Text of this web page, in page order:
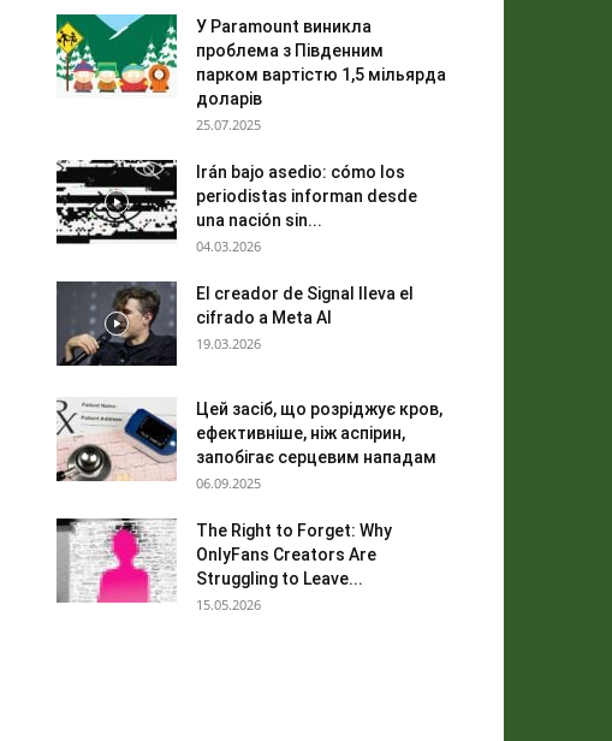
У Paramount виникла
проблема з Південним
парком вартістю 1,5 мільярда
доларів
25.07.2025
Irán bajo asedio: cómo los
periodistas informan desde
una nación sin...
04.03.2026
El creador de Signal lleva el
cifrado a Meta AI
19.03.2026
Цей засіб, що розріджує кров,
ефективніше, ніж аспірин,
запобігає серцевим нападам
06.09.2025
The Right to Forget: Why
OnlyFans Creators Are
Struggling to Leave...
15.05.2026